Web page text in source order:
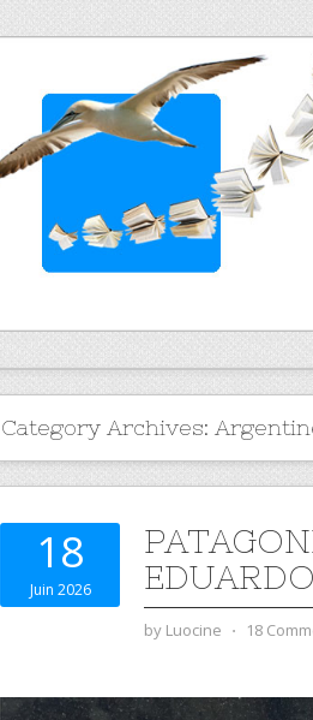
Category Archives:
18
Juin 2026
by Luocine ⋅ 18